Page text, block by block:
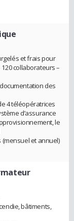
et frais pour
collaborateurs –
des
4 téléopératrices
d’assurance
le
(mensuel et annuel)
bâtiments,